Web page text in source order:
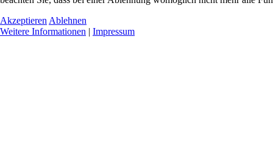
Akzeptieren Ablehnen
Weitere Informationen | Impressum